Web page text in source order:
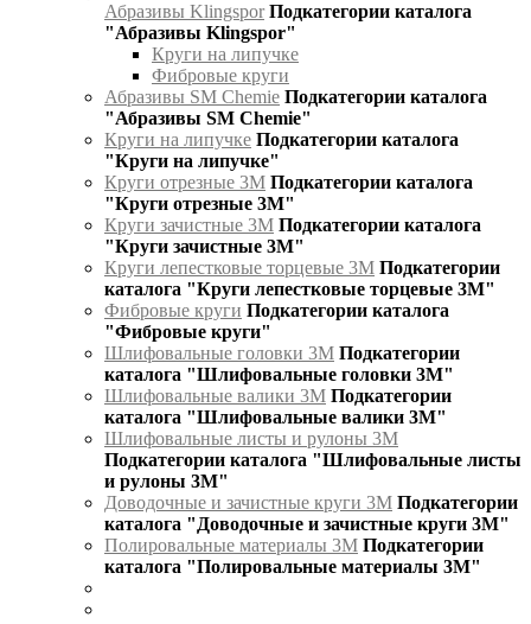
Абразивы Klingspor Подкатегории каталога
"Абразивы Klingspor"
Круги на липучке
Фибровые круги
Абразивы SM Chemie Подкатегории каталога
"Абразивы SM Chemie"
Круги на липучке Подкатегории каталога
"Круги на липучке"
Круги отрезные 3М Подкатегории каталога
"Круги отрезные 3М"
Круги зачистные 3М Подкатегории каталога
"Круги зачистные 3М"
Круги лепестковые торцевые 3М Подкатегории
каталога "Круги лепестковые торцевые 3М"
Фибровые круги Подкатегории каталога
"Фибровые круги"
Шлифовальные головки 3М Подкатегории
каталога "Шлифовальные головки 3М"
Шлифовальные валики 3М Подкатегории
каталога "Шлифовальные валики 3М"
Шлифовальные листы и рулоны 3М
Подкатегории каталога "Шлифовальные листы
и рулоны 3М"
Доводочные и зачистные круги 3М Подкатегории
каталога "Доводочные и зачистные круги 3М"
Полировальные материалы 3М Подкатегории
каталога "Полировальные материалы 3М"